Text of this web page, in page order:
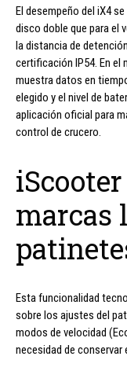
El desempeño del iX4
disco doble que para el
la distancia de
certificación IP54. En el
muestra datos en
elegido y el nivel de
aplicación oficial para
control de crucero.
marcas
Esta funcionalidad
sobre los ajustes del
modos de velocidad
necesidad de conservar